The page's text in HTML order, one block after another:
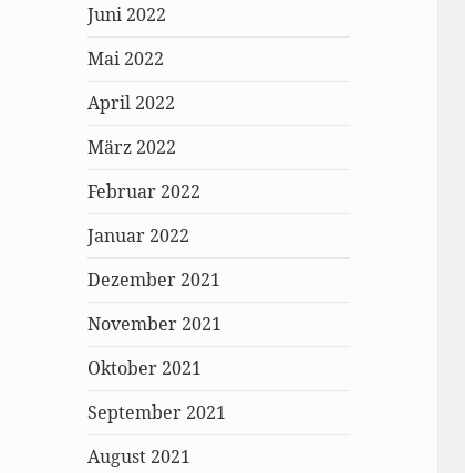
Juni 2022
Mai 2022
April 2022
März 2022
Februar 2022
Januar 2022
Dezember 2021
November 2021
Oktober 2021
September 2021
August 2021